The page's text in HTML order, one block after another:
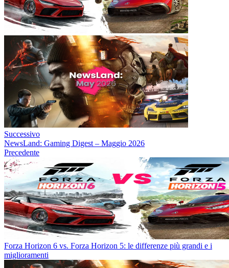
Successivo
NewsLand: Gaming Digest – Maggio 2026
Precedente
Forza Horizon 6 vs. Forza Horizon 5: le differenze più grandi e i
miglioramenti